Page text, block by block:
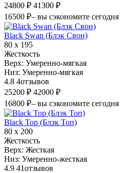
24800 ₽ 41300 ₽
16500 ₽– вы сэкономите сегодня
Black Swan (Блэк Свон)
80 х 195
Жесткость
Верх: Умеренно-мягкая
Низ: Умеренно-мягкая
4.8 4отзывов
25200 ₽ 42000 ₽
16800 ₽– вы сэкономите сегодня
Black Top (Блэк Топ)
80 х 200
Жесткость
Верх: Жесткая
Низ: Умеренно-жесткая
4.9 41отзывов